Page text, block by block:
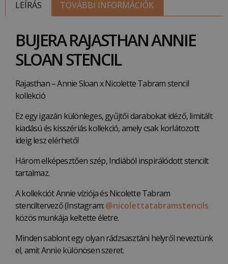
LEÍRÁS TOVÁBBI INFORMÁCIÓK
BUJERA RAJASTHAN ANNIE
SLOAN STENCIL
Rajasthan – Annie Sloan x Nicolette Tabram stencil
kollekció
Ez egy igazán különleges, gyűjtői darabokat idéző, limitált
kiadású és kisszériás kollekció, amely csak korlátozott
ideig lesz elérhető!
Három elképesztően szép, Indiából inspirálódott stencilt
tartalmaz.
A kollekciót Annie víziója és Nicolette Tabram
stenciltervező (Instagram:@nicolettatabramstencils
közös munkája keltette életre.
Minden sablont egy olyan rádzsasztáni helyről neveztünk
el, amit Annie különösen szeret.